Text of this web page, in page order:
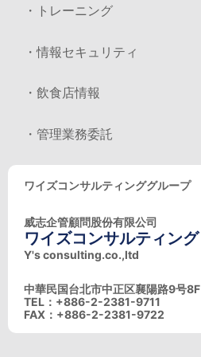
・トレーニング
・情報セキュリティ
・飲食店情報
・管理業務委託
ワイズコンサルティンググループ
威志企管顧問股份有限公司
ワイズコンサルティング
Y's consulting.co.,ltd
中華民国台北市中正区襄陽路9号8F
TEL：+886-2-2381-9711
FAX：+886-2-2381-9722